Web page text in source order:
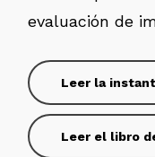
evaluación de
Leer la
Leer el libro